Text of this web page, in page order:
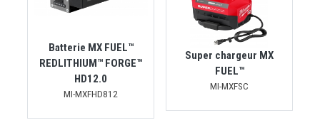
Batterie MX FUEL™
REDLITHIUM™ FORGE™
HD12.0
MI-MXFHD812
Super chargeur MX
FUEL™
MI-MXFSC